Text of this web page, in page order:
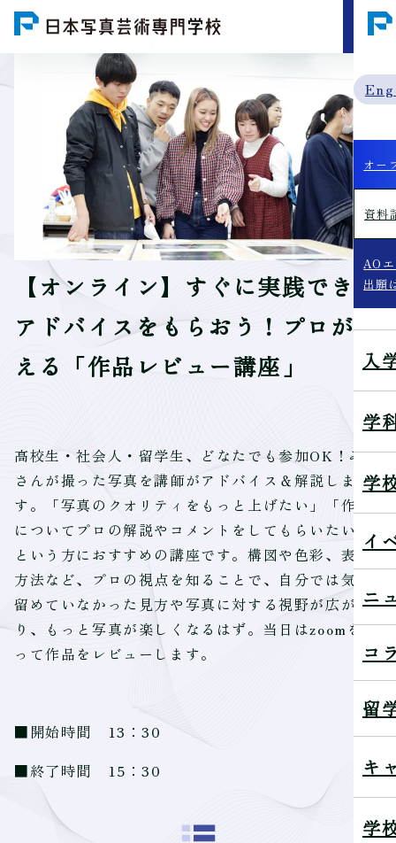
MENU
オー
資料
AO
出願
入
学
学
イ
ニ
コ
留
キ
学
【オンライン】すぐに実践できる
アドバイスをもらおう！プロが教
える「作品レビュー講座」
高校生・社会人・留学生、どなたでも参加OK！みな
さんが撮った写真を講師がアドバイス＆解説しま
す。「写真のクオリティをもっと上げたい」「作品
についてプロの解説やコメントをしてもらいたい」
という方におすすめの講座です。構図や色彩、表現
方法など、プロの視点を知ることで、自分では気に
留めていなかった見方や写真に対する視野が広が
り、もっと写真が楽しくなるはず。当日はzoomを使
って作品をレビューします。
■開始時間 13：30
■終了時間 15：30